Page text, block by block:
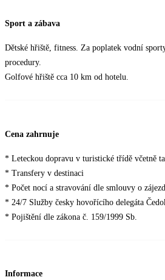
Sport a zábava
Dětské hřiště, fitness. Za poplatek vodní
procedury.
Golfové hřiště cca 10 km od hotelu.
Cena zahrnuje
* Leteckou dopravu v turistické třídě včetně
* Transfery v destinaci
* Počet nocí a stravování dle smlouvy o
* 24/7 Služby česky hovořícího delegáta
* Pojištění dle zákona č. 159/1999 Sb.
Informace